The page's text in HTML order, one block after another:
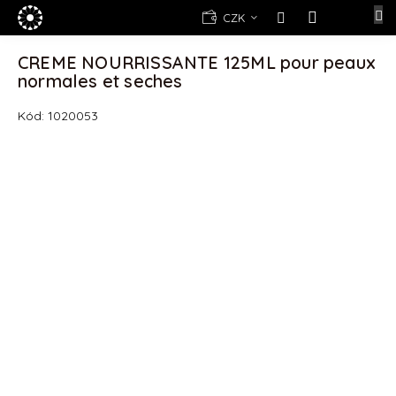
Přejít
obsah
CZK
NÁKUPNÍ
KOŠÍK
E-
shop
Kosmetika
Yellow
CREME NOURRISSANTE 125ML pour peaux
normales et seches
Kód: 1020053